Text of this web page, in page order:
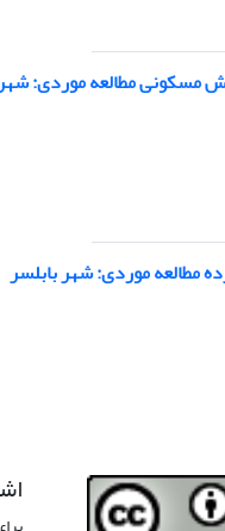
مسکونی مطالعه موردی:
مطالعه موردی: شهر بابلسر